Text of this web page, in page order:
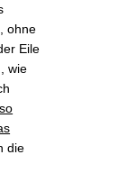
ohne
Eile
wie
so
die